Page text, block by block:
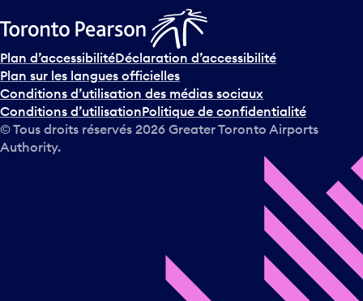
Plan d’accessibilitéDéclaration d’accessibilité
Plan sur les langues officielles
Conditions d’utilisation des médias sociaux
Conditions d’utilisationPolitique de confidentialité
© Tous droits réservés 2026 Greater Toronto Airports
Authority.